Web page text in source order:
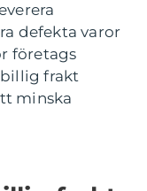
defekta varor
företags
billig frakt
minska